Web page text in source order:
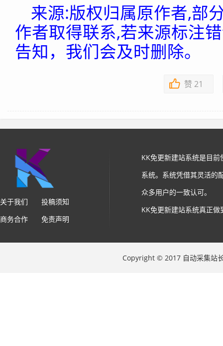
来源:版权归属原作者,部
作者取得联系,若来源标注
告知，我们会及时删除。
赞 21
关于我们
投稿须知
商务合作
免责声明
KK免更新建站系统是目
系统。系统凭借其灵活的
众多用户的一致认可。
KK免更新建站系统真正
Copyright © 2017 自动采集站